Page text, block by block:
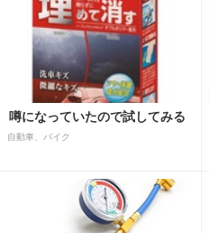
噂になっていたので試してみる
自動車、バイク